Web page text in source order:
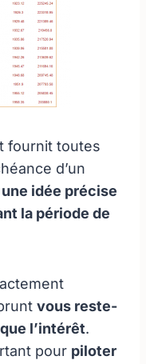
fournit toutes
d’un
une idée précise
la période de
vous reste-
l’intérêt.
pour piloter